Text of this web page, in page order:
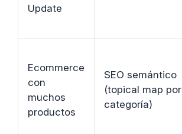
Update
Ecommerce
con
muchos
productos
SEO semántico
(topical map por
categoría)